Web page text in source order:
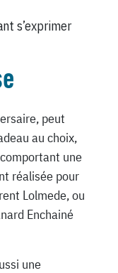
s’exprimer
peut
au choix,
une
réalisée pour
Lolmede, ou
Enchainé
une